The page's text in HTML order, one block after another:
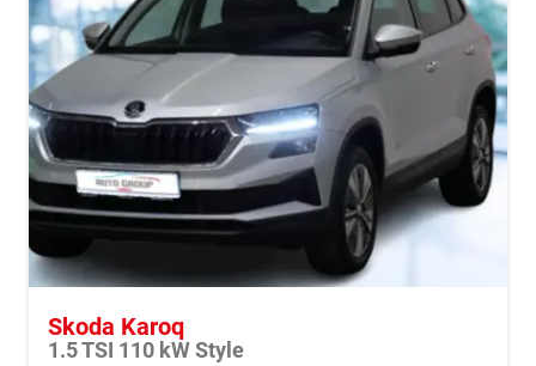
Skoda Karoq
1.5 TSI 110 kW Style